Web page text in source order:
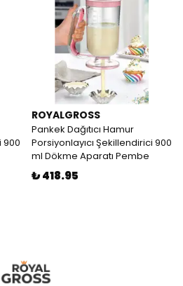
900
ROYALGROSS
Pankek Dağıtıcı Hamur
Porsiyonlayıcı Şekillendirici 900
ml Dökme Aparatı Pembe
₺ 418.95